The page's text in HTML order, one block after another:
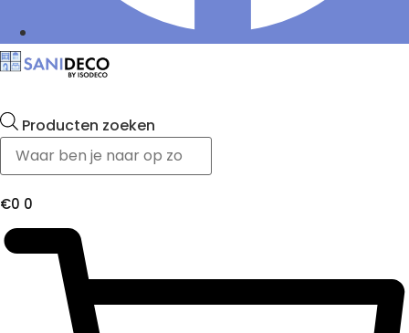
Producten zoeken
€0 0